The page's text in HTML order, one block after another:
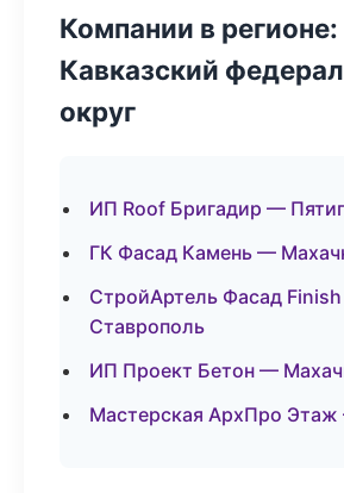
Компании в
Кавказский
округ
ИП Roof Бригадир —
ГК Фасад Камень —
СтройАртель Фасад
Ставрополь
ИП Проект Бетон —
Мастерская АрхПро